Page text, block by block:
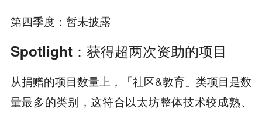
第四季度：暂未披露
Spotlight：获得超两次资助的项目
从捐赠的项目数量上，「社区&教育」类项目是数
量最多的类别，这符合以太坊整体技术较成熟、